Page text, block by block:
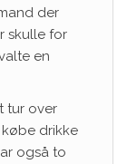
der
skulle for
en
tur over
drikke
også to